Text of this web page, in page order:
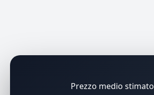
Prezzo medio stimato